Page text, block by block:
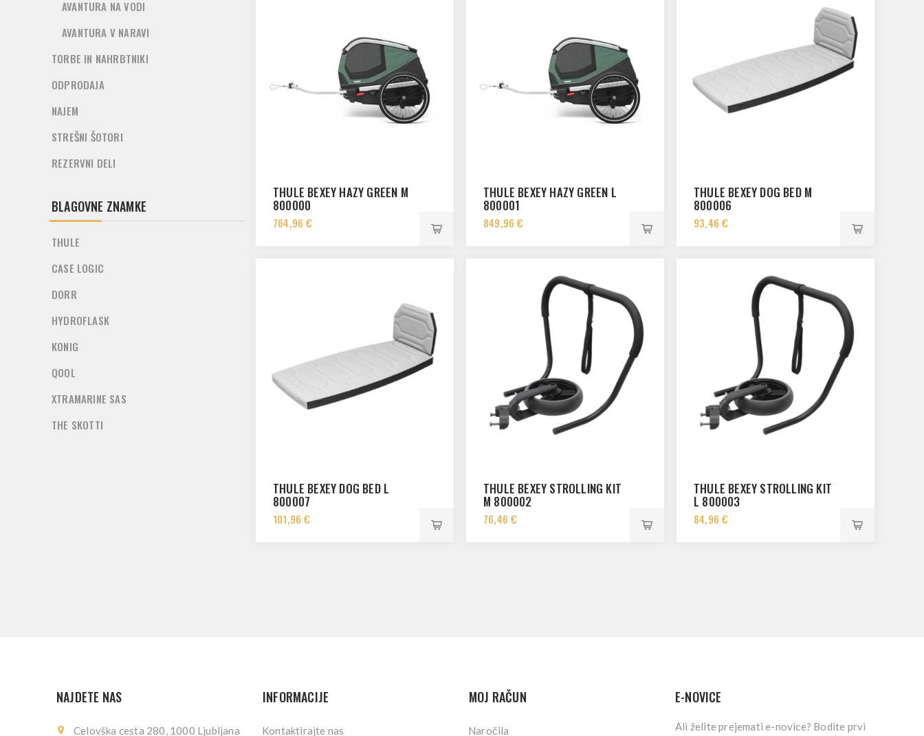
THULE BEXEY HAZY GREEN M
800000
764,96 €
THULE BEXEY HAZY GREEN L
800001
849,96 €
THULE BEXEY DOG BED M
800006
93,46 €
THULE BEXEY DOG BED L
800007
101,96 €
THULE BEXEY STROLLING KIT
M 800002
76,46 €
THULE BEXEY STROLLING KIT
L 800003
84,96 €
AVANTURA NA VODI
AVANTURA V NARAVI
TORBE IN NAHRBTNIKI
ODPRODAJA
NAJEM
STREŠNI ŠOTORI
REZERVNI DELI
BLAGOVNE ZNAMKE
THULE
CASE LOGIC
DORR
HYDROFLASK
KONIG
QOOL
XTRAMARINE SAS
THE SKOTTI
NAJDETE NAS
Celovška cesta 280, 1000 Ljubljana
INFORMACIJE
Kontaktirajte nas
MOJ RAČUN
Naročila
E-NOVICE
Ali želite prejemati e-novice? Bodite prvi